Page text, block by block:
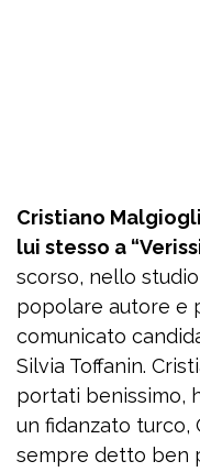
Cristiano
lui stesso a
scorso, nello
popolare autore e
comunicato
Silvia Toffanin.
portati benissimo,
un fidanzato turco,
sempre detto ben